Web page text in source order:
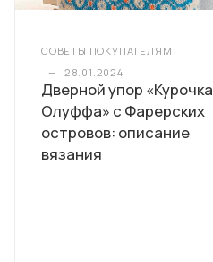
СОВЕТЫ ПОКУПАТЕЛЯМ
—
28.01.2024
Дверной упор «Курочка
Олуффа» с Фарерских
островов: описание
вязания